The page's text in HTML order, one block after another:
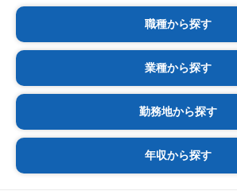
職種から探す
業種から探す
勤務地から探す
年収から探す